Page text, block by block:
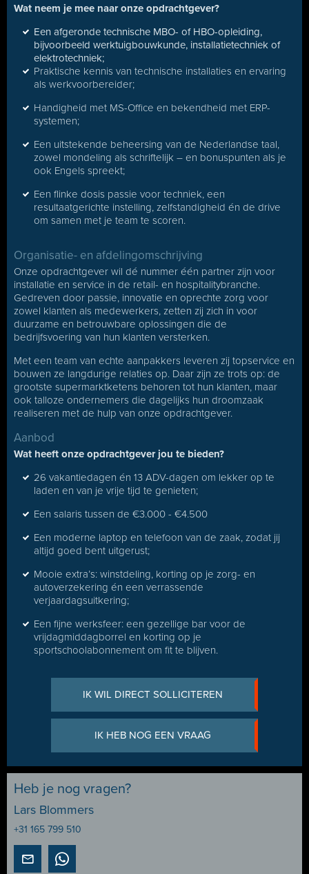
Wat neem je mee naar onze opdrachtgever?
Een afgeronde technische MBO- of HBO-opleiding,
bijvoorbeeld werktuigbouwkunde, installatietechniek of
elektrotechniek;
Praktische kennis van technische installaties en ervaring
als werkvoorbereider;
Handigheid met MS-Office en bekendheid met ERP-
systemen;
Een uitstekende beheersing van de Nederlandse taal,
zowel mondeling als schriftelijk – en bonuspunten als je
ook Engels spreekt;
Een flinke dosis passie voor techniek, een
resultaatgerichte instelling, zelfstandigheid én de drive
om samen met je team te scoren.
Organisatie- en afdelingomschrijving
Onze opdrachtgever wil dé nummer één partner zijn voor
installatie en service in de retail- en hospitalitybranche.
Gedreven door passie, innovatie en oprechte zorg voor
zowel klanten als medewerkers, zetten zij zich in voor
duurzame en betrouwbare oplossingen die de
bedrijfsvoering van hun klanten versterken.
Met een team van echte aanpakkers leveren zij topservice en
bouwen ze langdurige relaties op. Daar zijn ze trots op: de
grootste supermarktketens behoren tot hun klanten, maar
ook talloze ondernemers die dagelijks hun droomzaak
realiseren met de hulp van onze opdrachtgever.
Aanbod
Wat heeft onze opdrachtgever jou te bieden?
26 vakantiedagen én 13 ADV-dagen om lekker op te
laden en van je vrije tijd te genieten;
Een salaris tussen de €3.000 - €4.500
Een moderne laptop en telefoon van de zaak, zodat jij
altijd goed bent uitgerust;
Mooie extra’s: winstdeling, korting op je zorg- en
autoverzekering én een verrassende
verjaardagsuitkering;
Een fijne werksfeer: een gezellige bar voor de
vrijdagmiddagborrel en korting op je
sportschoolabonnement om fit te blijven.
IK WIL DIRECT SOLLICITEREN
IK HEB NOG EEN VRAAG
Heb je nog vragen?
Lars Blommers
+31 165 799 510